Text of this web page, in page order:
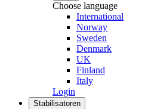
Choose language
International
Norway
Sweden
Denmark
UK
Finland
Italy
Login
Stabilisatoren